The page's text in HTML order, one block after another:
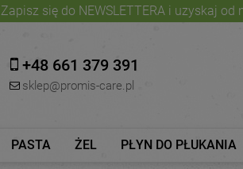
Zapisz się do NEWSLETTERA i uzyskaj od
+48 661 379 391
sklep@promis-care.pl
PASTA ŻEL PŁYN DO PŁUKANIA